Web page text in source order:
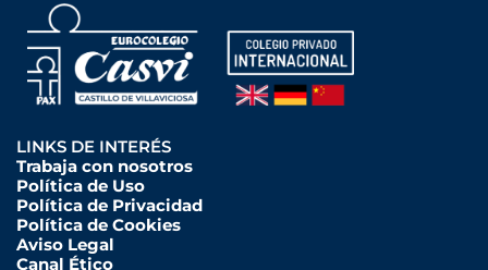
LINKS DE INTERÉS
Trabaja con nosotros
Política de Uso
Política de Privacidad
Política de Cookies
Aviso Legal
Canal Ético